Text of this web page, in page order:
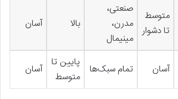
متوسط
تا دشوار
صنعتی،
مدرن،
مینیمال
بالا آسان
آسان تمام سبک‌ها
پایین تا
متوسط
آسان